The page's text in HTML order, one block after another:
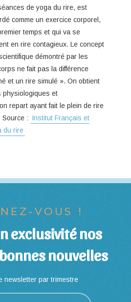
de yoga du rire, est
comme un exercice corporel,
temps et qui va se
en rire contagieux. Le concept
démontré par les
ne fait pas la différence
et un rire simulé ». On obtient
physiologiques et
repart ayant fait le plein de rire
Source : Institut Français et
du rire
VOUS !
exclusivité nos
nouvelles
newsletter par trimestre